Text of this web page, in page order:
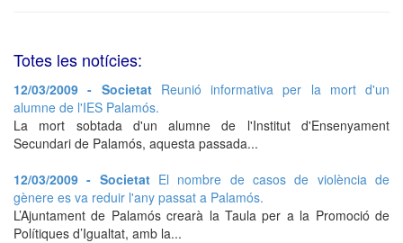
Totes les notícies:
12/03/2009 - Societat Reunió informativa per la mort d'un
alumne de l'IES Palamós.
La mort sobtada d'un alumne de l'Institut d'Ensenyament
Secundari de Palamós, aquesta passada...
12/03/2009 - Societat El nombre de casos de violència de
gènere es va reduir l'any passat a Palamós.
L’Ajuntament de Palamós crearà la Taula per a la Promoció de
Polítiques d’Igualtat, amb la...